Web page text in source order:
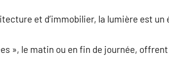
et d’immobilier, la lumière est
», le matin ou en fin de journée,